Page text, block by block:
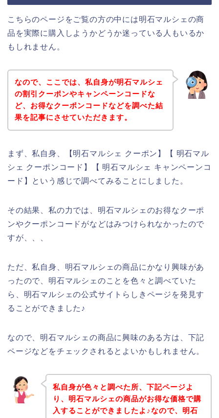
こちらのページをご覧の方の中には明石マルシェの商
品を実際に購入しようかどうか迷っている人もいるか
もしれません。
なので、ここでは、私自身が明石マルシェ
の割引クーポンやキャンペーンコードな
ど、お得なクーポンコードなどを調べた結
果を記事にさせていただきます。
まず、私自身、【明石マルシェ クーポン】【 明石マル
シェ クーポンコード】【 明石マルシェ キャンペーンコ
ード】という感じで調べてみることにしました。
その結果、私の力では、明石マルシェのお得なクーポ
ンやクーポンコードがなどはみつけられなかったので
すが、、、
ただ、私自身、明石マルシェの商品にかなり興味があ
ったので、明石マルシェのことを色々と調べていた
ら、明石マルシェの公式サイトらしきページを発見す
ることができました♪
なので、明石マルシェの商品に興味のある方は、下記
ページなどをチェックされるとよいかもしれません。
私自身が色々と調べた所、下記ページよ
り、明石マルシェの商品がお得な価格で購
入することができましたよ♪なので、明石